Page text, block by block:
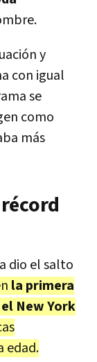
y
con igual
se
como
más
dio el salto
la primera
New York
edad.